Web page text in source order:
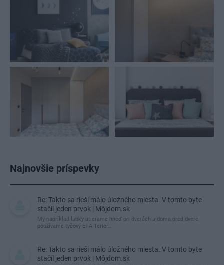
Najnovšie príspevky
Re: Takto sa rieši málo úložného miesta. V tomto byte
stačil jeden prvok | Môjdom.sk
My napríklad labky utierame hneď pri dverách a doma pred dvere
používame tyčový ETA Terier…
Re: Takto sa rieši málo úložného miesta. V tomto byte
stačil jeden prvok | Môjdom.sk